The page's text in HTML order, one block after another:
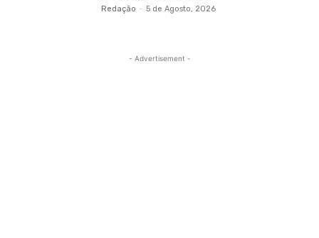
Redação - 5 de Agosto, 2026
- Advertisement -